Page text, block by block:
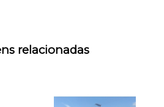
relacionadas